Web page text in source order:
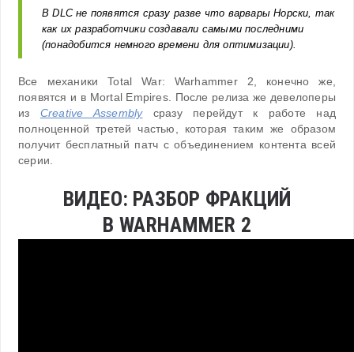
В DLC не появятся сразу разве что варвары Норски, так
как их разработчики создавали самыми последними
(понадобится немного времени для оптимизации).
Все механики Total War: Warhammer 2, конечно же,
появятся и в Mortal Empires. После релиза же девелоперы
из Creative Assemblyсразу перейдут к работе над
полноценной третей частью, которая таким же образом
получит бесплатный патч с объединением контента всей
серии.
ВИДЕО: РАЗБОР ФРАКЦИЙ
В WARHAMMER 2